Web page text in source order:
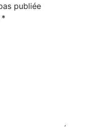
publiée
*